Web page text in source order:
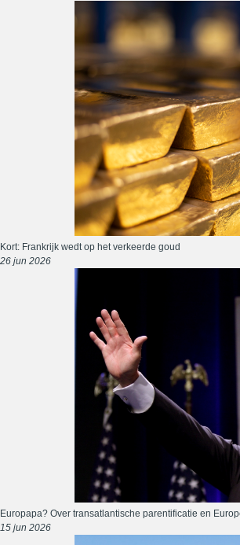
Kort: Frankrijk wedt op het verkeerde goud
26 jun 2026
Europapa? Over transatlantische parentificatie en
15 jun 2026